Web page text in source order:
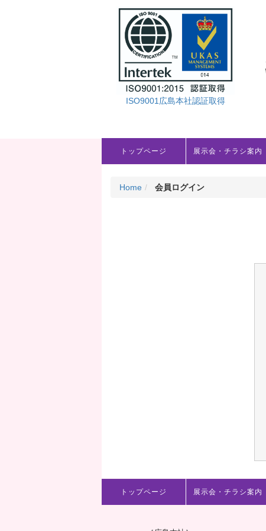
ISO9001広島本社認証取得
トップページ 展示会・チラシ案内
Home 会員ログイン
トップページ 展示会・チラシ案内